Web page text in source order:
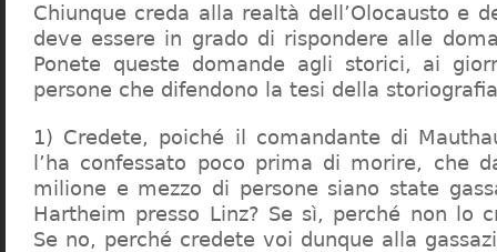
Chiunque creda alla realtà dell’Olocausto e
deve essere in grado di rispondere alle
Ponete queste domande agli storici, ai
persone che difendono la tesi della
1) Credete, poiché il comandante di
l’ha confessato poco prima di morire, che
milione e mezzo di persone siano state
Hartheim presso Linz? Se sì, perché non lo
Se no, perché credete voi dunque alla